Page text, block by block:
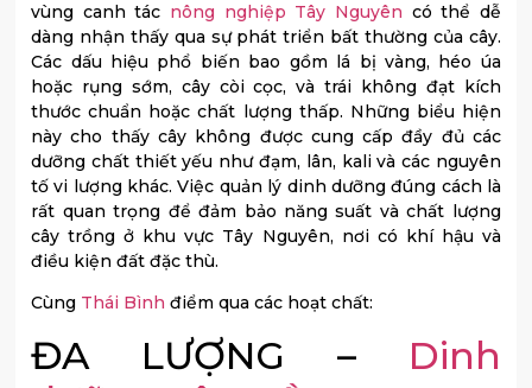
vùng canh tác nông nghiệp Tây Nguyên có thể dễ
dàng nhận thấy qua sự phát triển bất thường của cây.
Các dấu hiệu phổ biến bao gồm lá bị vàng, héo úa
hoặc rụng sớm, cây còi cọc, và trái không đạt kích
thước chuẩn hoặc chất lượng thấp. Những biểu hiện
này cho thấy cây không được cung cấp đầy đủ các
dưỡng chất thiết yếu như đạm, lân, kali và các nguyên
tố vi lượng khác. Việc quản lý dinh dưỡng đúng cách là
rất quan trọng để đảm bảo năng suất và chất lượng
cây trồng ở khu vực Tây Nguyên, nơi có khí hậu và
điều kiện đất đặc thù.
Cùng Thái Bình điểm qua các hoạt chất:
ĐA LƯỢNG – Dinh